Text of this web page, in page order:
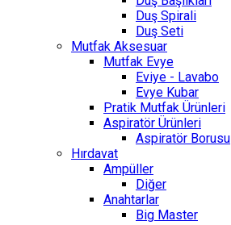
Duş Spirali
Duş Seti
Mutfak Aksesuar
Mutfak Evye
Eviye - Lavabo
Evye Kubar
Pratik Mutfak Ürünleri
Aspiratör Ürünleri
Aspiratör Borusu
Hırdavat
Ampüller
Diğer
Anahtarlar
Big Master